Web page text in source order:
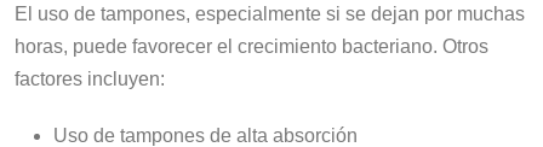
El uso de tampones, especialmente si se dejan por muchas
horas, puede favorecer el crecimiento bacteriano. Otros
factores incluyen:
Uso de tampones de alta absorción